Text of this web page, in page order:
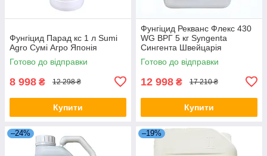
Фунгіцид Парад кс 1 л Sumi
Agro Сумі Агро Японія
Готово до відправки
8 998 ₴ 12 298 ₴
Купити
Фунгіцид Рекванс Флекс 430
WG ВРГ 5 кг Syngenta
Сингента Швейцарія
Готово до відправки
12 998 ₴ 17 210 ₴
Купити
–24% –19%